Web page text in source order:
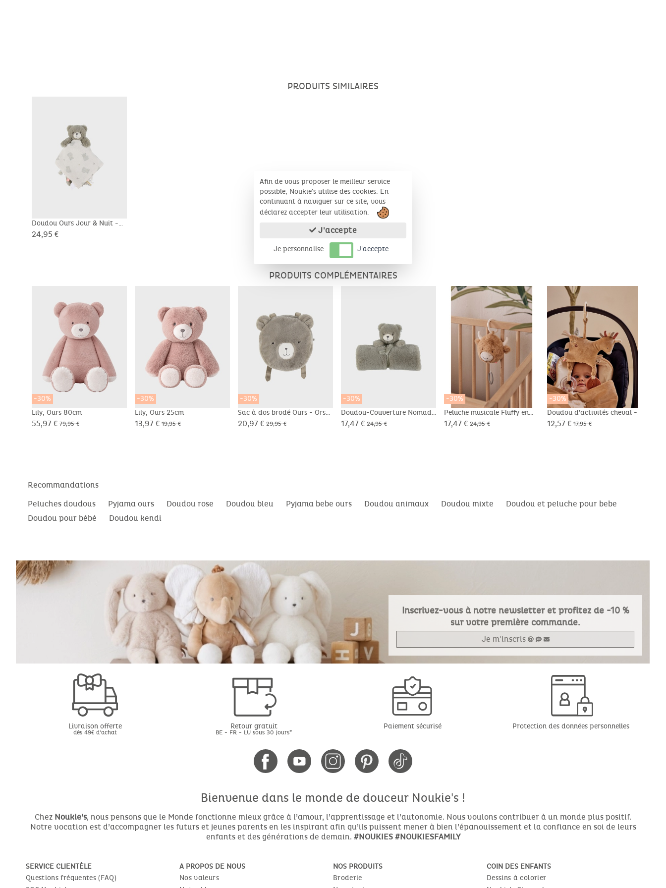
PRODUITS SIMILAIRES
Doudou Ours Jour & Nuit -
Orso
24,95 €
PRODUITS COMPLÉMENTAIRES
-30%
Lily, Ours 80cm
55,97 € 79,95 €
-30%
Lily, Ours 25cm
13,97 € 19,95 €
-30%
Sac à dos brodé Ours - Orso
20,97 € 29,95 €
-30%
Doudou-Couverture Nomade
50x50cm - Orso
17,47 € 24,95 €
-30%
Peluche musicale Fluffy en
Veloudoux® beige
17,47 € 24,95 €
-30%
Doudou d’activités cheval -
Toffee
12,57 € 17,95 €
Recommandations
Peluches doudous
Pyjama ours Doudou rose Doudou bleu Pyjama bebe ours Doudou animaux Doudou mixte
Doudou et peluche pour bebe
Doudou pour bébé
Doudou kendi
Inscrivez-vous à notre newsletter et profitez de -10 %
sur votre première commande.
Je m'inscris
Livraison offerte
dès 49€ d'achat
Retour gratuit
BE - FR - LU sous 30 jours*
Paiement sécurisé Protection des données personnelles
Bienvenue dans le monde de douceur Noukie's !
Chez Noukie’s, nous pensons que le Monde fonctionne mieux grâce à l’amour, l’apprentissage et l’autonomie. Nous voulons contribuer à un monde plus positif.
Notre vocation est d’accompagner les futurs et jeunes parents en les inspirant afin qu’ils puissent mener à bien l’épanouissement et la confiance en soi de leurs
enfants et des générations de demain. #NOUKIES #NOUKIESFAMILY
SERVICE CLIENTÈLE
Questions fréquentes (FAQ)
A PROPOS DE NOUS
Nos valeurs
NOS PRODUITS
Broderie
COIN DES ENFANTS
Dessins à colorier
Afin de vous proposer le meilleur service
possible, Noukie's utilise des cookies. En
continuant à naviguer sur ce site, vous
déclarez accepter leur utilisation.
J'accepte
Je personnalise J'accepte